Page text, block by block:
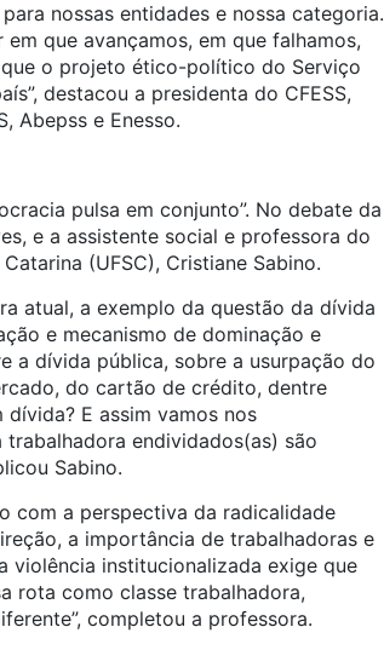
nossas entidades e nossa categoria.
que avançamos, em que falhamos,
o projeto ético-político do Serviço
destacou a presidenta do CFESS,
Abepss e Enesso.
pulsa em conjunto”. No debate da
e a assistente social e professora do
(UFSC), Cristiane Sabino.
atual, a exemplo da questão da dívida
e mecanismo de dominação e
a dívida pública, sobre a usurpação do
do cartão de crédito, dentre
E assim vamos nos
endividados(as) são
Sabino.
com a perspectiva da radicalidade
a importância de trabalhadoras e
violência institucionalizada exige que
rota como classe trabalhadora,
completou a professora.